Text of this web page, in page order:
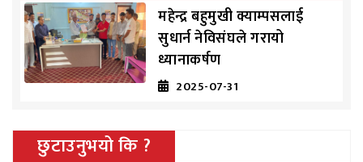
महेन्द्र बहुमुखी क्याम्पसलाई
सुधार्न नेविसंघले गरायो
ध्यानाकर्षण
2025-07-31
छुटाउनुभयो कि ?